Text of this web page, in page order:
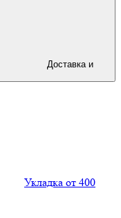
Доставка и
Укладка от 400